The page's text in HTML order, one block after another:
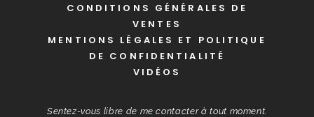
CONDITIONS GÉNÉRALES DE
VENTES
MENTIONS LÉGALES ET POLITIQUE
DE CONFIDENTIALITÉ
VIDÉOS
Sentez-vous libre de me contacter à tout moment.